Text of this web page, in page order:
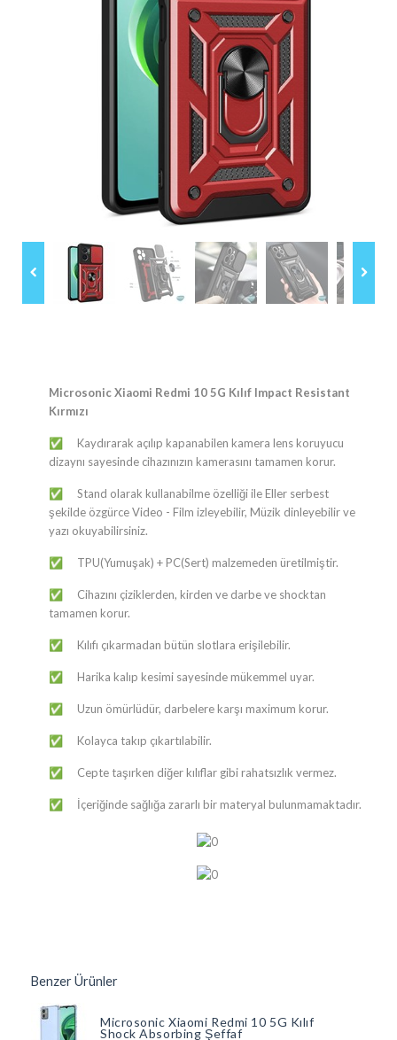
Microsonic Xiaomi Redmi 10 5G Kılıf Impact Resistant
Kırmızı
✅ Kaydırarak açılıp kapanabilen kamera lens koruyucu
dizaynı sayesinde cihazınızın kamerasını tamamen korur.
✅ Stand olarak kullanabilme özelliği ile Eller serbest
şekilde özgürce Video - Film izleyebilir, Müzik dinleyebilir ve
yazı okuyabilirsiniz.
✅ TPU(Yumuşak) + PC(Sert) malzemeden üretilmiştir.
✅ Cihazını çiziklerden, kirden ve darbe ve shocktan
tamamen korur.
✅ Kılıfı çıkarmadan bütün slotlara erişilebilir.
✅ Harika kalıp kesimi sayesinde mükemmel uyar.
✅ Uzun ömürlüdür, darbelere karşı maximum korur.
✅ Kolayca takıp çıkartılabilir.
✅ Cepte taşırken diğer kılıflar gibi rahatsızlık vermez.
✅ İçeriğinde sağlığa zararlı bir materyal bulunmamaktadır.
Benzer Ürünler
Microsonic Xiaomi Redmi 10 5G Kılıf
Shock Absorbing Şeffaf